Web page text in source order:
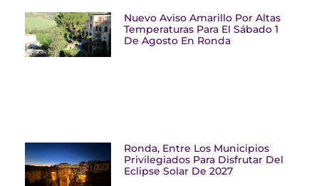
Nuevo Aviso Amarillo Por Altas
Temperaturas Para El Sábado 1
De Agosto En Ronda
Ronda, Entre Los Municipios
Privilegiados Para Disfrutar Del
Eclipse Solar De 2027